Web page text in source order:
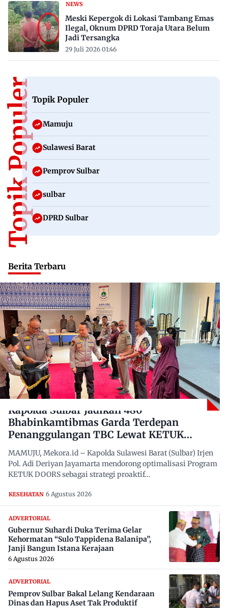
NEWS
Meski Kepergok di Lokasi Tambang Emas
Ilegal, Oknum DPRD Toraja Utara Belum
Jadi Tersangka
29 Juli 2026 01:46
Topik PopulerTopik Populer
Mamuju
Sulawesi Barat
Pemprov Sulbar
sulbar
DPRD Sulbar
Berita Terbaru
Kapolda Sulbar Jadikan 480
Bhabinkamtibmas Garda Terdepan
Penanggulangan TBC Lewat KETUK
DOORS di 650 Desa
MAMUJU, Mekora.id – Kapolda Sulawesi Barat (Sulbar) Irjen
Pol. Adi Deriyan Jayamarta mendorong optimalisasi Program
KETUK DOORS sebagai strategi proaktif…
KESEHATAN 6 Agustus 2026
ADVERTORIAL
Gubernur Suhardi Duka Terima Gelar
Kehormatan “Sulo Tappidena Balanipa”,
Janji Bangun Istana Kerajaan
6 Agustus 2026
ADVERTORIAL
Pemprov Sulbar Bakal Lelang Kendaraan
Dinas dan Hapus Aset Tak Produktif